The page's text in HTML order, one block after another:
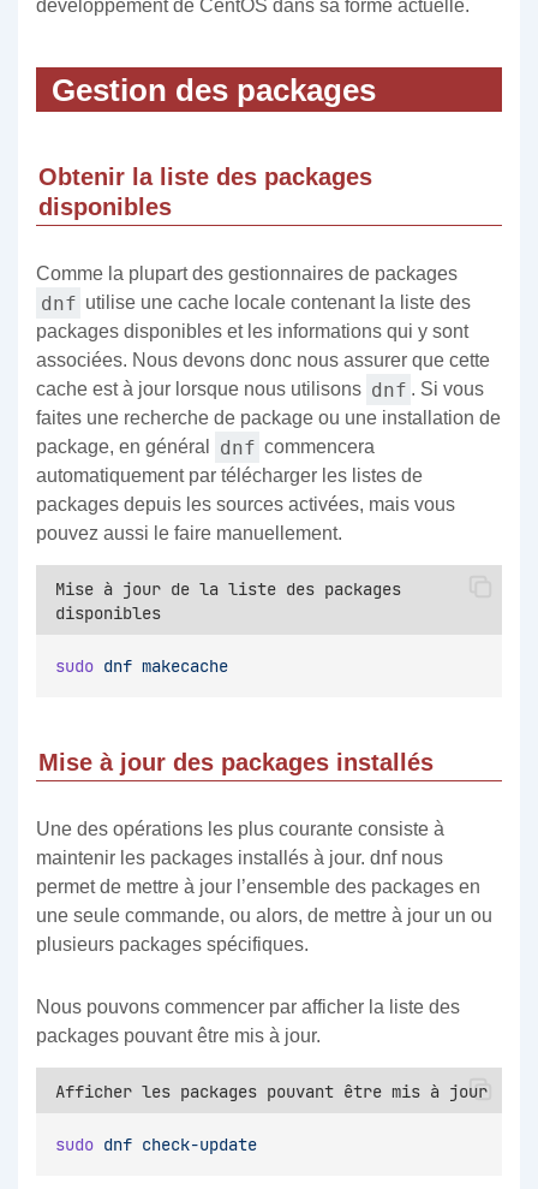
développement de CentOS dans sa forme actuelle.
Gestion des packages
Obtenir la liste des packages
disponibles
Comme la plupart des gestionnaires de packages
dnf utilise une cache locale contenant la liste des
packages disponibles et les informations qui y sont
associées. Nous devons donc nous assurer que cette
cache est à jour lorsque nous utilisons dnf . Si vous
faites une recherche de package ou une installation de
package, en général
dnf commencera
automatiquement par télécharger les listes de
packages depuis les sources activées, mais vous
pouvez aussi le faire manuellement.
Mise à jour de la liste des packages
disponibles
sudo dnf makecache
Mise à jour des packages installés
Une des opérations les plus courante consiste à
maintenir les packages installés à jour. dnf nous
permet de mettre à jour l’ensemble des packages en
une seule commande, ou alors, de mettre à jour un ou
plusieurs packages spécifiques.
Nous pouvons commencer par afficher la liste des
packages pouvant être mis à jour.
Afficher les packages pouvant être mis à jour
sudo dnf check-update